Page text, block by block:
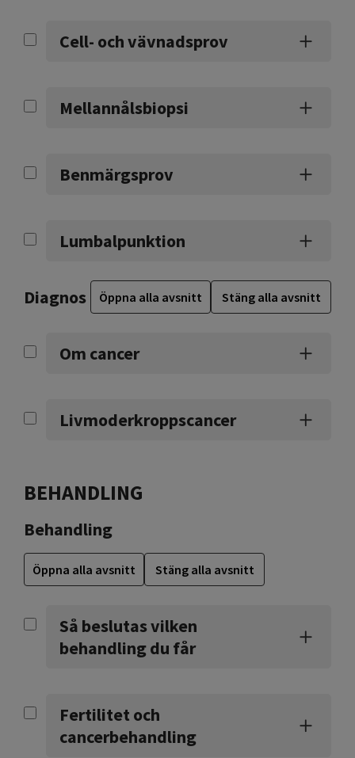
Cell- och vävnadsprov
Mellannålsbiopsi
Benmärgsprov
Lumbalpunktion
Diagnos Öppna alla avsnitt Stäng alla avsnitt
Om cancer
Livmoderkroppscancer
BEHANDLING
Behandling
Öppna alla avsnitt Stäng alla avsnitt
Så beslutas vilken
behandling du får
Fertilitet och
cancerbehandling